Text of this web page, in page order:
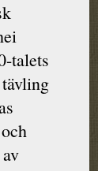
talets